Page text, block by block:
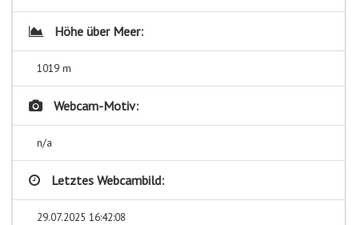
Höhe über Meer:
1019 m
Webcam-Motiv:
n/a
Letztes Webcambild:
29.07.2025 16:42:08